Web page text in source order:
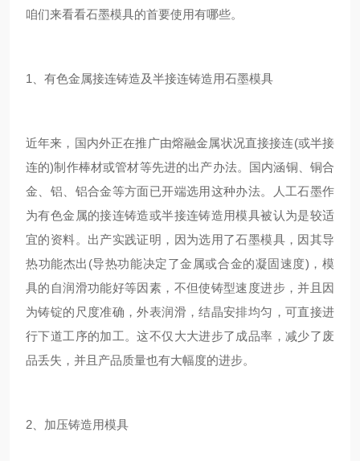
咱们来看看石墨模具的首要使用有哪些。
1、有色金属接连铸造及半接连铸造用石墨模具
近年来，国内外正在推广由熔融金属状况直接接连(或半接
连的)制作棒材或管材等先进的出产办法。国内涵铜、铜合
金、铝、铝合金等方面已开端选用这种办法。人工石墨作
为有色金属的接连铸造或半接连铸造用模具被认为是较适
宜的资料。出产实践证明，因为选用了石墨模具，因其导
热功能杰出(导热功能决定了金属或合金的凝固速度)，模
具的自润滑功能好等因素，不但使铸型速度进步，并且因
为铸锭的尺度准确，外表润滑，结晶安排均匀，可直接进
行下道工序的加工。这不仅大大进步了成品率，减少了废
品丢失，并且产品质量也有大幅度的进步。
2、加压铸造用模具